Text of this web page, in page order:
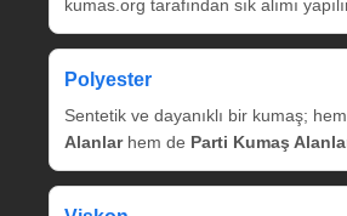
kumas.org tarafından sık alımı
Polyester
Sentetik ve dayanıklı bir kumaş; hem
Alanlarhem de Parti Kumaş